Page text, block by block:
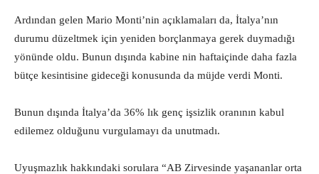
Ardından gelen Mario Monti’nin açıklamaları da, İtalya’nın
durumu düzeltmek için yeniden borçlanmaya gerek duymadığı
yönünde oldu. Bunun dışında kabine nin haftaiçinde daha fazla
bütçe kesintisine gideceği konusunda da müjde verdi Monti.
Bunun dışında İtalya’da 36% lık genç işsizlik oranının kabul
edilemez olduğunu vurgulamayı da unutmadı.
Uyuşmazlık hakkındaki sorulara “AB Zirvesinde yaşananlar orta